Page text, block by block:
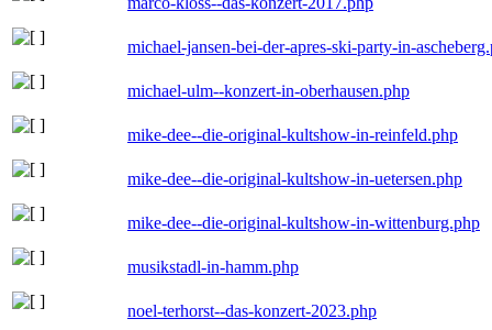
michael-jansen-bei-der-apres-ski-party-in-
michael-ulm--konzert-in-oberhausen.php
mike-dee--die-original-kultshow-in-reinfeld.php
mike-dee--die-original-kultshow-in-uetersen.php
mike-dee--die-original-kultshow-in-wittenburg.php
musikstadl-in-hamm.php
noel-terhorst--das-konzert-2023.php